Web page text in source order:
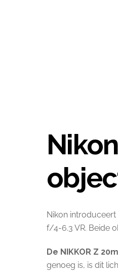
Nikon
f/4-6.3 VR. Beide
De NIKKOR Z
genoeg is, is dit